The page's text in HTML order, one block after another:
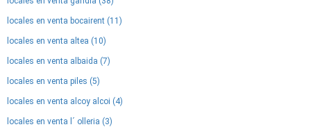
locales en venta bocairent (11)
locales en venta altea (10)
locales en venta albaida (7)
locales en venta piles (5)
locales en venta alcoy alcoi (4)
locales en venta l´ olleria (3)